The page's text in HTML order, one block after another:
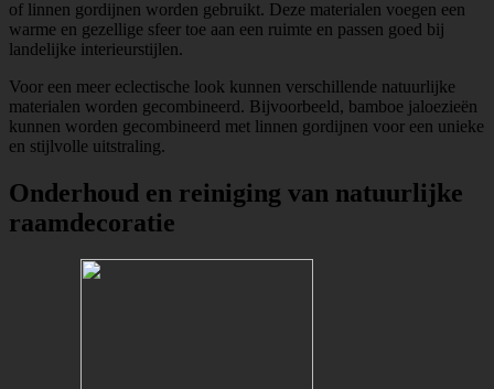
of linnen gordijnen worden gebruikt. Deze materialen voegen een
warme en gezellige sfeer toe aan een ruimte en passen goed bij
landelijke interieurstijlen.
Voor een meer eclectische look kunnen verschillende natuurlijke
materialen worden gecombineerd. Bijvoorbeeld, bamboe jaloezieën
kunnen worden gecombineerd met linnen gordijnen voor een unieke
en stijlvolle uitstraling.
Onderhoud en reiniging van natuurlijke
raamdecoratie